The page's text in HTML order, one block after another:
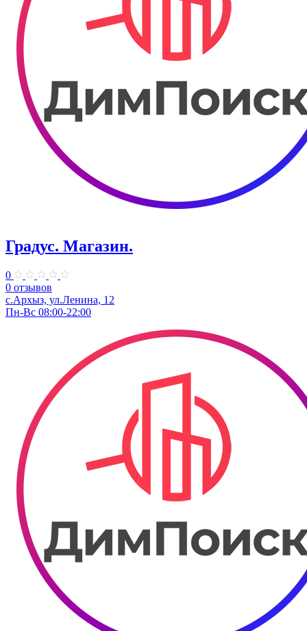
Градус. Магазин.
0
0 отзывов
с.Архыз, ул.Ленина, 12
Пн-Вс 08:00-22:00